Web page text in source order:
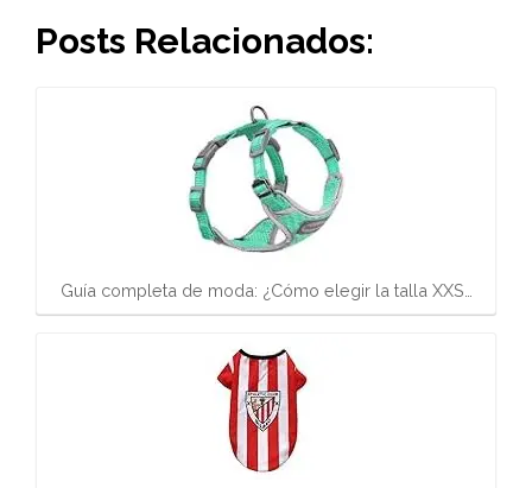
Posts Relacionados:
Guía completa de moda: ¿Cómo elegir la talla XXS…